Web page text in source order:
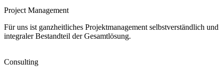
Project Management​
Für uns ist ganzheitliches Projektmanagement selbstverständlich und
integraler Bestandteil der Gesamtlösung.​
Consulting